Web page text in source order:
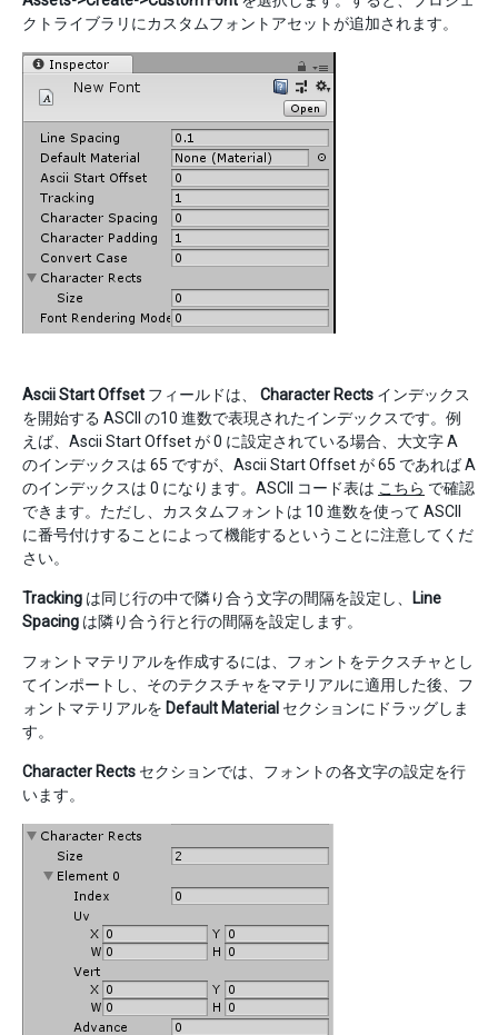
クトライブラリにカスタムフォントアセットが追加されます。
Ascii Start Offset フィールドは、 Character Rects インデックス
を開始する ASCII の10 進数で表現されたインデックスです。例
えば、Ascii Start Offset が 0 に設定されている場合、大文字 A
のインデックスは 65 ですが、Ascii Start Offset が 65 であれば A
のインデックスは 0 になります。ASCII コード表は こちら で確認
できます。ただし、カスタムフォントは 10 進数を使って ASCII
に番号付けすることによって機能するということに注意してくだ
さい。
Tracking は同じ行の中で隣り合う文字の間隔を設定し、
Line
Spacing は隣り合う行と行の間隔を設定します。
フォントマテリアルを作成するには、フォントをテクスチャとし
てインポートし、そのテクスチャをマテリアルに適用した後、フ
ォントマテリアルを Default Material セクションにドラッグしま
す。
Character Rects セクションでは、フォントの各文字の設定を行
います。